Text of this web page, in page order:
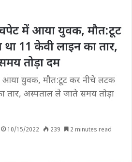
में आया युवक, मौत:टूट
11 केवी लाइन का तार,
तोड़ा दम
आया युवक, मौत:टूट कर नीचे लटक
तार, अस्पताल ले जाते समय तोड़ा
10/15/2022 239 2 minutes read